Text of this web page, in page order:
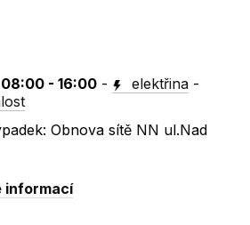
08:00 - 16:00 - elektřina -
Obnova sítě NN ul.Nad
informací